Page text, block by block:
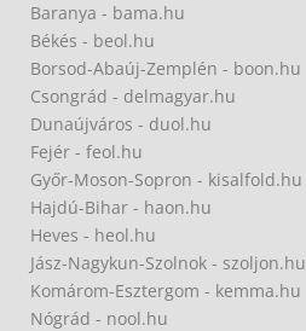
Baranya - bama.hu
Békés - beol.hu
Borsod-Abaúj-Zemplén - boon.hu
Csongrád - delmagyar.hu
Dunaújváros - duol.hu
Fejér - feol.hu
Győr-Moson-Sopron - kisalfold.hu
Hajdú-Bihar - haon.hu
Heves - heol.hu
Jász-Nagykun-Szolnok - szoljon.hu
Komárom-Esztergom - kemma.hu
Nógrád - nool.hu